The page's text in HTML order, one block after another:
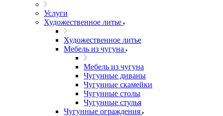
Услуги
Художественное литье
Художественное литье
Мебель из чугуна
Мебель из чугуна
Чугунные диваны
Чугунные скамейки
Чугунные столы
Чугунные стулья
Чугунные ограждения